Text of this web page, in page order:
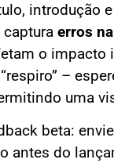
introdução
erros
o impacto
–
uma
beta:
antes do